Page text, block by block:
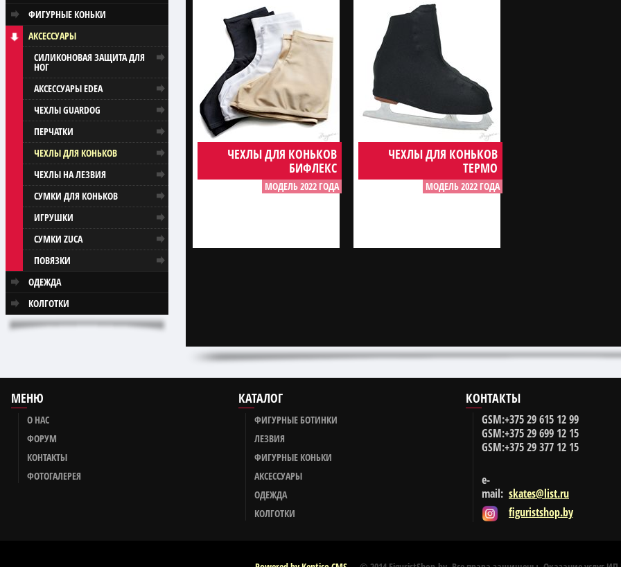
ФИГУРНЫЕ КОНЬКИ
АКСЕССУАРЫ
СИЛИКОНОВАЯ ЗАЩИТА ДЛЯ
НОГ
АКСЕССУАРЫ EDEA
ЧЕХЛЫ GUARDOG
ПЕРЧАТКИ
ЧЕХЛЫ ДЛЯ КОНЬКОВ
ЧЕХЛЫ НА ЛЕЗВИЯ
СУМКИ ДЛЯ КОНЬКОВ
ИГРУШКИ
СУМКИ ZUCA
ПОВЯЗКИ
ОДЕЖДА
КОЛГОТКИ
ЧЕХЛЫ ДЛЯ КОНЬКОВ
БИФЛЕКС
МОДЕЛЬ 2022 ГОДА
ЧЕХЛЫ ДЛЯ КОНЬКОВ
ТЕРМО
МОДЕЛЬ 2022 ГОДА
МЕНЮ
О НАС
ФОРУМ
КОНТАКТЫ
ФОТОГАЛЕРЕЯ
КАТАЛОГ
ФИГУРНЫЕ БОТИНКИ
ЛЕЗВИЯ
ФИГУРНЫЕ КОНЬКИ
АКСЕССУАРЫ
ОДЕЖДА
КОЛГОТКИ
КОНТАКТЫ
GSM:+375 29615 12 99
GSM:+375 29699 12 15
GSM:+375 29377 12 15
e-
mail: skates@list.ru
figuristshop.by